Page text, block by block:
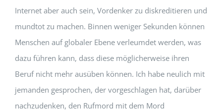
Internet aber auch sein, Vordenker zu diskreditieren und
mundtot zu machen. Binnen weniger Sekunden können
Menschen auf globaler Ebene verleumdet werden, was
dazu führen kann, dass diese möglicherweise ihren
Beruf nicht mehr ausüben können. Ich habe neulich mit
jemanden gesprochen, der vorgeschlagen hat, darüber
nachzudenken, den Rufmord mit dem Mord